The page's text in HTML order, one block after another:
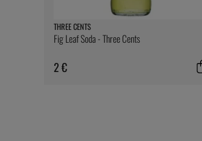
THREE CENTS
Fig Leaf Soda - Three Cents
2 €